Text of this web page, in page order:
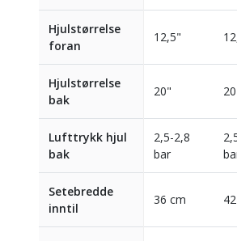
Hjulstørrelse
foran
12,5"
Hjulstørrelse
bak
20"
Lufttrykk hjul
bak
2,5-2,8
bar
Setebredde
inntil
36 cm